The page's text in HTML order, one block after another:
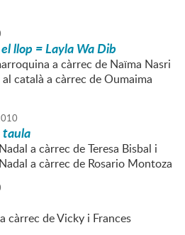
llop = Layla Wa Dib
a càrrec de Naïma Nasri
català a càrrec de Oumaima
taula
a càrrec de Teresa Bisbal i
a càrrec de Rosario Montoza
càrrec de Vicky i Frances